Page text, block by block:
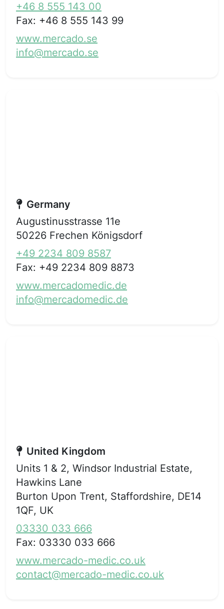
+46 8 555 143 00
Fax: +46 8 555 143 99
www.mercado.se
info@mercado.se
Germany
Augustinusstrasse 11e
50226 Frechen Königsdorf
+49 2234 809 8587
Fax: +49 2234 809 8873
www.mercadomedic.de
info@mercadomedic.de
United Kingdom
Units 1 & 2, Windsor Industrial Estate,
Hawkins Lane
Burton Upon Trent, Staffordshire, DE14
1QF, UK
03330 033 666
Fax: 03330 033 666
www.mercado-medic.co.uk
contact@mercado-medic.co.uk